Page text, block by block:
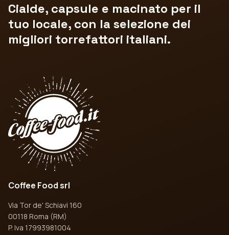
Cialde, capsule e macinato per il
tuo locale, con la selezione dei
migliori torrefattori italiani.
Coffee Food srl
Via Tor de' Schiavi 160
00118 Roma (RM)
P. Iva 17993981004